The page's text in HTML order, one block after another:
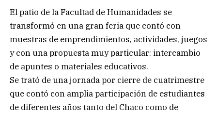
El patio de la Facultad de Humanidades se
transformó en una gran feria que contó con
muestras de emprendimientos, actividades, juegos
y con una propuesta muy particular: intercambio
de apuntes o materiales educativos.
Se trató de una jornada por cierre de cuatrimestre
que contó con amplia participación de estudiantes
de diferentes años tanto del Chaco como de